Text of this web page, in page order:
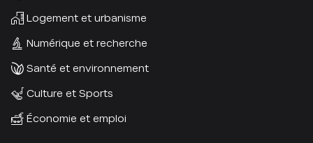
Logement et urbanisme
Numérique et recherche
Santé et environnement
Culture et Sports
Économie et emploi